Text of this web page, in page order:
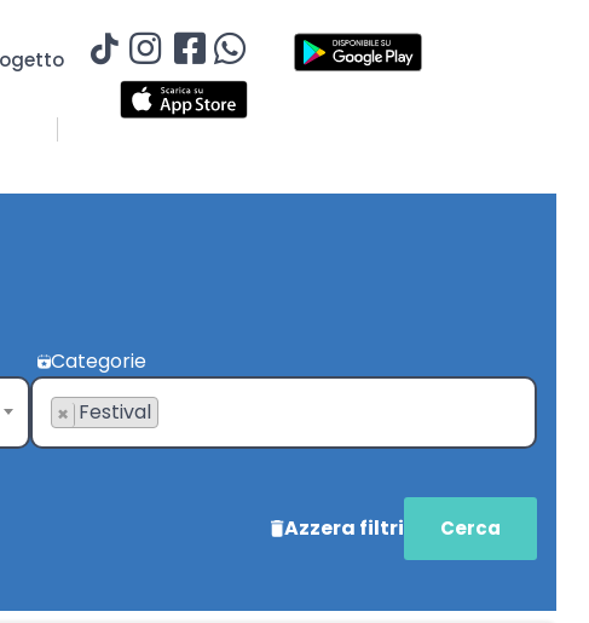
Categorie
× Festival
Azzera filtri